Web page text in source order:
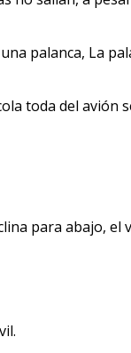
palanca, La
toda del avión
para abajo, el